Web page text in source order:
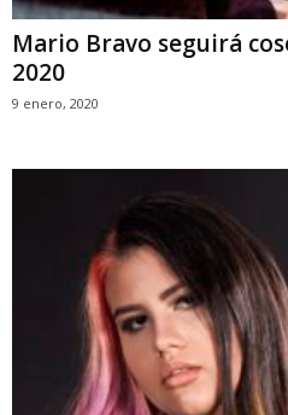
Mario Bravo seguirá
2020
9 enero, 2020